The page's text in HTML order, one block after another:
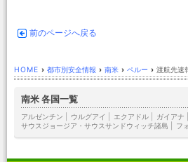
前のページへ戻る
HOME › 都市別安全情報 › 南米 › ペルー › 渡航先速
南米 各国一覧
アルゼンチン ウルグアイ エクアドル ガイアナ
サウスジョージア・サウスサンドウィッチ諸島
フ